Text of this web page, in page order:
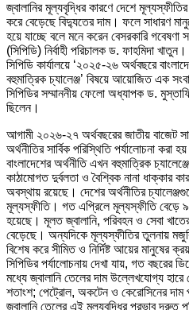
জ্বালানির মূল্যবৃদ্ধির কারণে দেশে
করে বেড়েছে বিদ্যুতের দাম। ফলে সাধারণ
হয়ে যাচ্ছে বলে মনে করেন বেসরকারি গবেষণা
(সিপিডি) নির্বাহী পরিচালক ড. ফাহমিদা
সিপিডি কার্যালয়ে ‘২০২৫-২৬ অর্থবছরে
বহুমাত্রিক চ্যালেঞ্জ’ বিষয়ে আয়োজিত এক
সিপিডির সম্মাননীয় ফেলো অধ্যাপক ড.
ছিলেন।
আগামী ২০২৬-২৭ অর্থবছরের জাতীয় বাজেট
অর্থনীতির সার্বিক পরিস্থিতি পর্যালোচনা
বাংলাদেশের অর্থনীতি এখন বহুমাত্রিক
কাঠামোগত দুর্বলতা ও বৈশ্বিক নানা ধাক্কার
অবস্থায় রয়েছে। দেশের অর্থনীতির
মূল্যস্ফীতি। গত এপ্রিলে মূল্যস্ফীতি বেড়ে
হয়েছে। মূলত জ্বালানি, পরিবহন ও সেবা
বেড়েছে। অন্যদিকে মূল্যস্ফীতির তুলনায়
বিশেষ করে সীমিত ও নির্দিষ্ট আয়ের মানুষের
সিপিডির পর্যালোচনায় দেখা যায়, গত বছরের
মধ্যে জ্বালানি তেলের দাম উল্লেখযোগ্য
শতাংশ; পেট্রোল, অকটেন ও কেরোসিনের দাম
জ্বালানি তেলের এই মূল্যবৃদ্ধির প্রভাব দ্রুত